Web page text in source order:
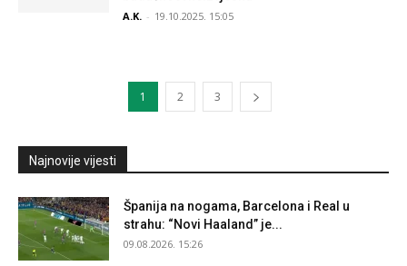
A.K. - 19.10.2025. 15:05
1 2 3
Najnovije vijesti
Španija na nogama, Barcelona i Real u
strahu: “Novi Haaland” je...
09.08.2026. 15:26